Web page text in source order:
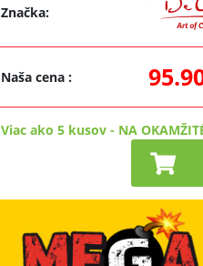
Značka:
Naša cena:
Viac ako 5 kusov - NA